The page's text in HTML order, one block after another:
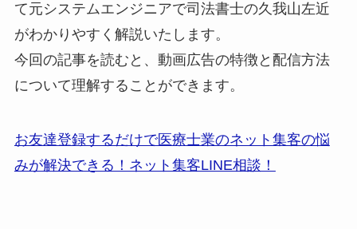
て元システムエンジニアで司法書士の久我山左近
がわかりやすく解説いたします。
今回の記事を読むと、動画広告の特徴と配信方法
について理解することができます。
お友達登録するだけで医療士業のネット集客の悩
みが解決できる！ネット集客LINE相談！